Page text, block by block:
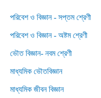
পরিবেশ ও বিজ্ঞান - সপ্তম শ্রেণী
পরিবেশ ও বিজ্ঞান - অষ্টম শ্রেণী
ভৌত বিজ্ঞান- নবম শ্রেণী
মাধ্যমিক ভৌতবিজ্ঞান
মাধ্যমিক জীবন বিজ্ঞান